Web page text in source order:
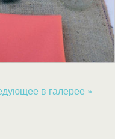
в галерее »